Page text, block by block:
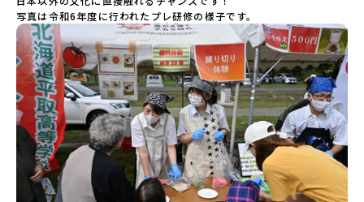
写真は令和6年度に行われたプレ研修の様子です。